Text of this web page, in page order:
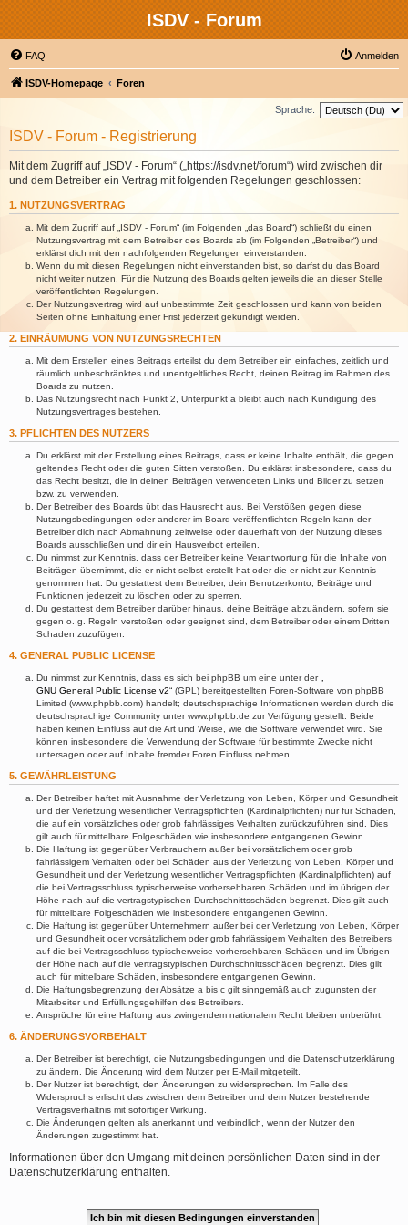
ISDV - Forum
FAQ Anmelden
ISDV-Homepage Foren
Sprache:
ISDV - Forum - Registrierung
Mit dem Zugriff auf „ISDV - Forum“ („https://isdv.net/forum“) wird zwischen dir
und dem Betreiber ein Vertrag mit folgenden Regelungen geschlossen:
1. NUTZUNGSVERTRAG
Mit dem Zugriff auf „ISDV - Forum“ (im Folgenden „das Board“) schließt du einen
Nutzungsvertrag mit dem Betreiber des Boards ab (im Folgenden „Betreiber“) und
erklärst dich mit den nachfolgenden Regelungen einverstanden.
Wenn du mit diesen Regelungen nicht einverstanden bist, so darfst du das Board
nicht weiter nutzen. Für die Nutzung des Boards gelten jeweils die an dieser Stelle
veröffentlichten Regelungen.
Der Nutzungsvertrag wird auf unbestimmte Zeit geschlossen und kann von beiden
Seiten ohne Einhaltung einer Frist jederzeit gekündigt werden.
2. EINRÄUMUNG VON NUTZUNGSRECHTEN
Mit dem Erstellen eines Beitrags erteilst du dem Betreiber ein einfaches, zeitlich und
räumlich unbeschränktes und unentgeltliches Recht, deinen Beitrag im Rahmen des
Boards zu nutzen.
Das Nutzungsrecht nach Punkt 2, Unterpunkt a bleibt auch nach Kündigung des
Nutzungsvertrages bestehen.
3. PFLICHTEN DES NUTZERS
Du erklärst mit der Erstellung eines Beitrags, dass er keine Inhalte enthält, die gegen
geltendes Recht oder die guten Sitten verstoßen. Du erklärst insbesondere, dass du
das Recht besitzt, die in deinen Beiträgen verwendeten Links und Bilder zu setzen
bzw. zu verwenden.
Der Betreiber des Boards übt das Hausrecht aus. Bei Verstößen gegen diese
Nutzungsbedingungen oder anderer im Board veröffentlichten Regeln kann der
Betreiber dich nach Abmahnung zeitweise oder dauerhaft von der Nutzung dieses
Boards ausschließen und dir ein Hausverbot erteilen.
Du nimmst zur Kenntnis, dass der Betreiber keine Verantwortung für die Inhalte von
Beiträgen übernimmt, die er nicht selbst erstellt hat oder die er nicht zur Kenntnis
genommen hat. Du gestattest dem Betreiber, dein Benutzerkonto, Beiträge und
Funktionen jederzeit zu löschen oder zu sperren.
Du gestattest dem Betreiber darüber hinaus, deine Beiträge abzuändern, sofern sie
gegen o. g. Regeln verstoßen oder geeignet sind, dem Betreiber oder einem Dritten
Schaden zuzufügen.
4. GENERAL PUBLIC LICENSE
Du nimmst zur Kenntnis, dass es sich bei phpBB um eine unter der „
GNU General Public License v2“ (GPL) bereitgestellten Foren-Software von phpBB
Limited (www.phpbb.com) handelt; deutschsprachige Informationen werden durch die
deutschsprachige Community unter www.phpbb.de zur Verfügung gestellt. Beide
haben keinen Einfluss auf die Art und Weise, wie die Software verwendet wird. Sie
können insbesondere die Verwendung der Software für bestimmte Zwecke nicht
untersagen oder auf Inhalte fremder Foren Einfluss nehmen.
5. GEWÄHRLEISTUNG
Der Betreiber haftet mit Ausnahme der Verletzung von Leben, Körper und Gesundheit
und der Verletzung wesentlicher Vertragspflichten (Kardinalpflichten) nur für Schäden,
die auf ein vorsätzliches oder grob fahrlässiges Verhalten zurückzuführen sind. Dies
gilt auch für mittelbare Folgeschäden wie insbesondere entgangenen Gewinn.
Die Haftung ist gegenüber Verbrauchern außer bei vorsätzlichem oder grob
fahrlässigem Verhalten oder bei Schäden aus der Verletzung von Leben, Körper und
Gesundheit und der Verletzung wesentlicher Vertragspflichten (Kardinalpflichten) auf
die bei Vertragsschluss typischerweise vorhersehbaren Schäden und im übrigen der
Höhe nach auf die vertragstypischen Durchschnittsschäden begrenzt. Dies gilt auch
für mittelbare Folgeschäden wie insbesondere entgangenen Gewinn.
Die Haftung ist gegenüber Unternehmern außer bei der Verletzung von Leben, Körper
und Gesundheit oder vorsätzlichem oder grob fahrlässigem Verhalten des Betreibers
auf die bei Vertragsschluss typischerweise vorhersehbaren Schäden und im Übrigen
der Höhe nach auf die vertragstypischen Durchschnittsschäden begrenzt. Dies gilt
auch für mittelbare Schäden, insbesondere entgangenen Gewinn.
Die Haftungsbegrenzung der Absätze a bis c gilt sinngemäß auch zugunsten der
Mitarbeiter und Erfüllungsgehilfen des Betreibers.
Ansprüche für eine Haftung aus zwingendem nationalem Recht bleiben unberührt.
6. ÄNDERUNGSVORBEHALT
Der Betreiber ist berechtigt, die Nutzungsbedingungen und die Datenschutzerklärung
zu ändern. Die Änderung wird dem Nutzer per E-Mail mitgeteilt.
Der Nutzer ist berechtigt, den Änderungen zu widersprechen. Im Falle des
Widerspruchs erlischt das zwischen dem Betreiber und dem Nutzer bestehende
Vertragsverhältnis mit sofortiger Wirkung.
Die Änderungen gelten als anerkannt und verbindlich, wenn der Nutzer den
Änderungen zugestimmt hat.
Informationen über den Umgang mit deinen persönlichen Daten sind in der
Datenschutzerklärung enthalten.